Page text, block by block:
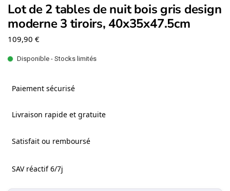
Lot de 2 tables de nuit bois gris design
moderne 3 tiroirs, 40x35x47.5cm
109,90 €
Disponible - Stocks limités
Paiement sécurisé
Livraison rapide et gratuite
Satisfait ou remboursé
SAV réactif 6/7j